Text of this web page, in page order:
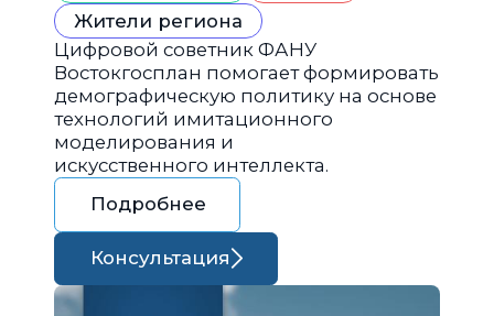
Жители региона
Цифровой советник ФАНУ
Востокгосплан помогает формировать
демографическую политику на основе
технологий имитационного
моделирования и
искусственного интеллекта.
Подробнее
Консультация